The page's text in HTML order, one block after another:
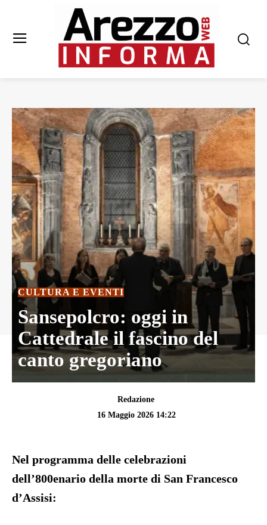
CULTURA E EVENTI
Sansepolcro: oggi in
Cattedrale il fascino del
canto gregoriano
Redazione
16 Maggio 2026 14:22
Nel programma delle celebrazioni
dell’800enario della morte di San Francesco
d’Assisi: